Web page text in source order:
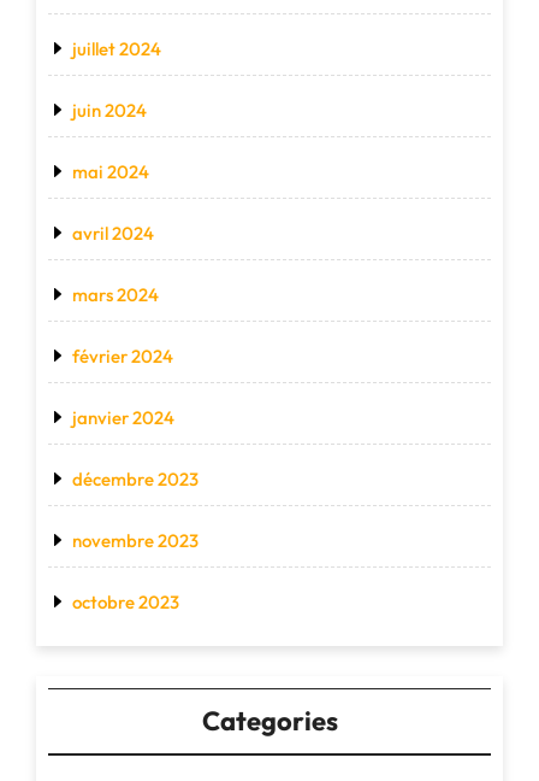
juillet 2024
juin 2024
mai 2024
avril 2024
mars 2024
février 2024
janvier 2024
décembre 2023
novembre 2023
octobre 2023
Categories